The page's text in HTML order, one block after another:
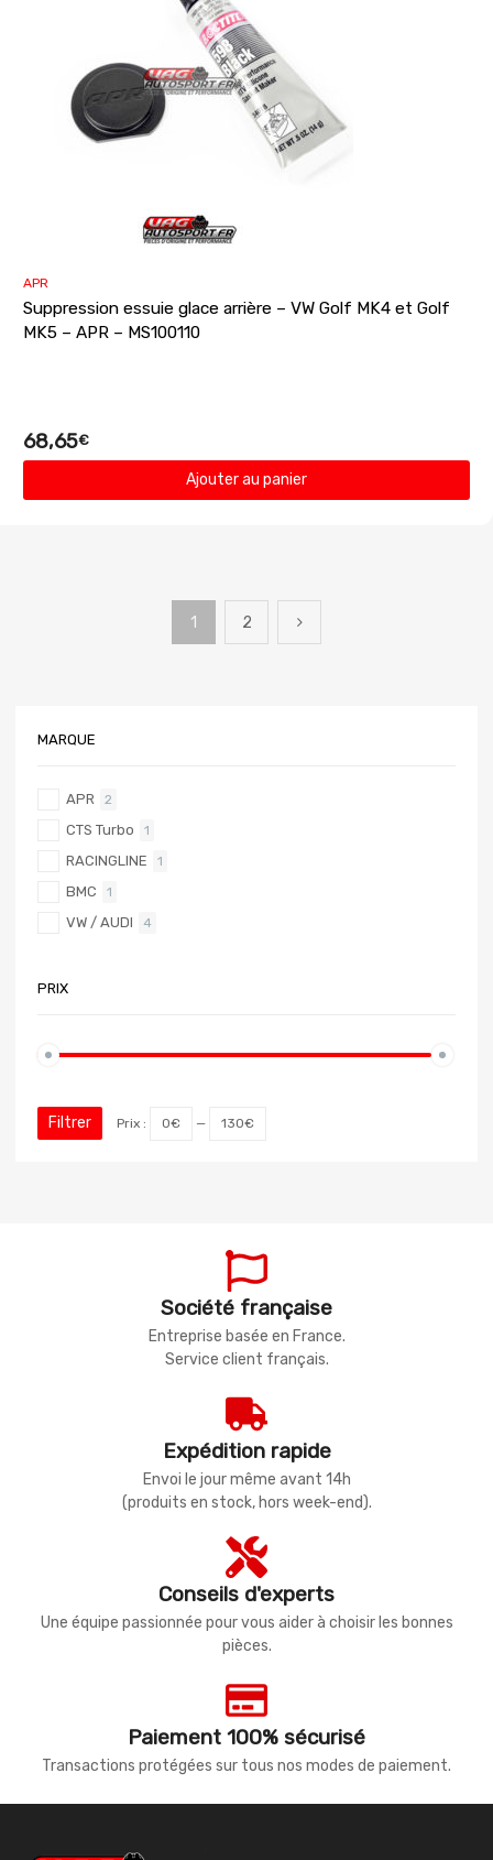
APR
Suppression essuie glace arrière – VW Golf MK4 et Golf
MK5 – APR – MS100110
68,65€
Ajouter au panier
1 2
MARQUE
APR 2
CTS Turbo 1
RACINGLINE 1
BMC 1
VW / AUDI 4
PRIX
Filtrer Prix : 0€ — 130€
Société française
Entreprise basée en France.
Service client français.
Expédition rapide
Envoi le jour même avant 14h
(produits en stock, hors week-end).
Conseils d'experts
Une équipe passionnée pour vous aider à choisir les bonnes
pièces.
Paiement 100% sécurisé
Transactions protégées sur tous nos modes de paiement.